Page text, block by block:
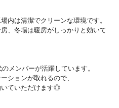
内は清潔でクリーンな環境です。
、冬場は暖房がしっかりと効いて
メンバーが活躍しています。
ションが取れるので、
いていただけます◎